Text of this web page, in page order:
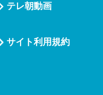
テレ朝動画
サイト利用規約